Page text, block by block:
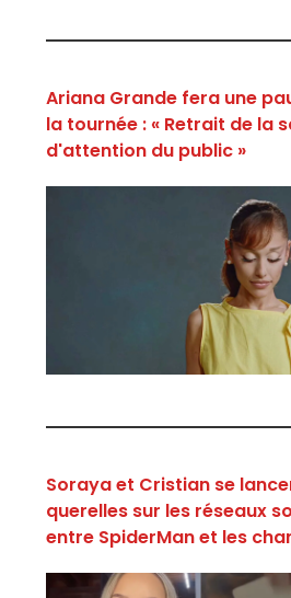
Ariana Grande fera une
la tournée : « Retrait de la
d'attention du public »
Soraya et Cristian se
querelles sur les réseaux
entre SpiderMan et les